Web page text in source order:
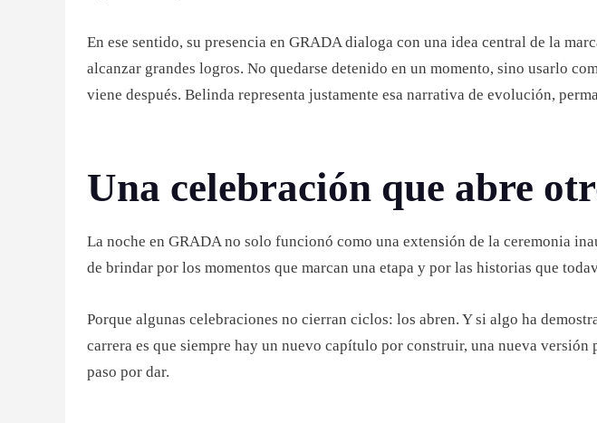
En ese sentido, su presencia en GRADA dialoga con una idea central de la
alcanzar grandes logros. No quedarse detenido en un momento, sino usarlo
viene después. Belinda representa justamente esa narrativa de evolución,
Una celebración que abre
La noche en GRADA no solo funcionó como una extensión de la ceremonia
de brindar por los momentos que marcan una etapa y por las historias que
Porque algunas celebraciones no cierran ciclos: los abren. Y si algo ha
carrera es que siempre hay un nuevo capítulo por construir, una nueva versión
paso por dar.